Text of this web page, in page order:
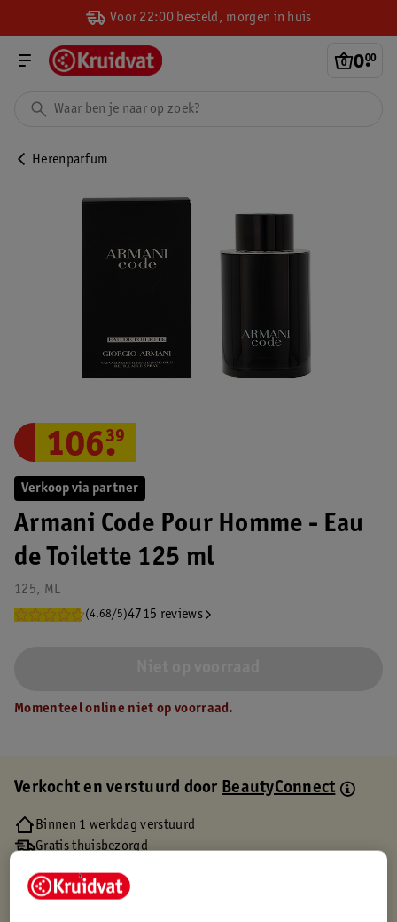
Voor 22:00 besteld, morgen in huis
0.
00
Herenparfum
Verkoop via partner
Armani Code Pour Homme - Eau
de Toilette 125 ml
125, ML
(4.68/5)4715 reviews
106.
39
Momenteel online niet op voorraad.
Verkocht en verstuurd doorBeautyConnect
Binnen 1 werkdag verstuurd
Gratis thuisbezorgd
Gratis punten met je Kruidvat kaart